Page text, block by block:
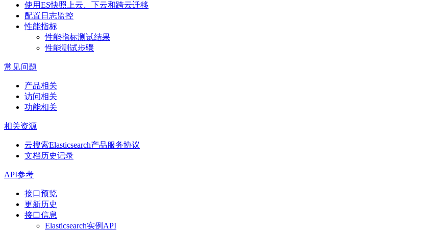
使用ES快照上云、下云和跨云迁移
配置日志监控
性能指标
性能指标测试结果
性能测试步骤
常见问题
产品相关
访问相关
功能相关
相关资源
云搜索Elasticsearch产品服务协议
文档历史记录
API参考
接口预览
更新历史
接口信息
Elasticsearch实例API